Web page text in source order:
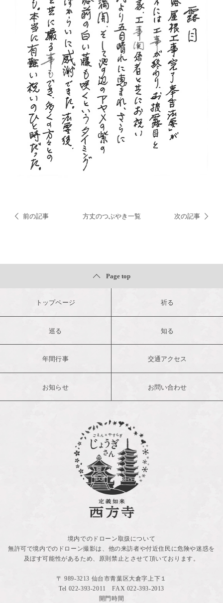
前の記事 方丈のつぶやき一覧 次の記事
Page top
トップページ 祈る
巡る 知る
年間行事 交通アクセス
お知らせ お問い合わせ
境内でのドローン取扱について
無許可で境内でのドローン撮影は、他の来訪者や付近住民に危険や迷惑を
及ぼす可能性があるため、原則禁止とさせて頂いております。
〒 989-3213 仙台市青葉区大倉字上下１
Tel 022-393-2011
FAX 022-393-2013
開門時間